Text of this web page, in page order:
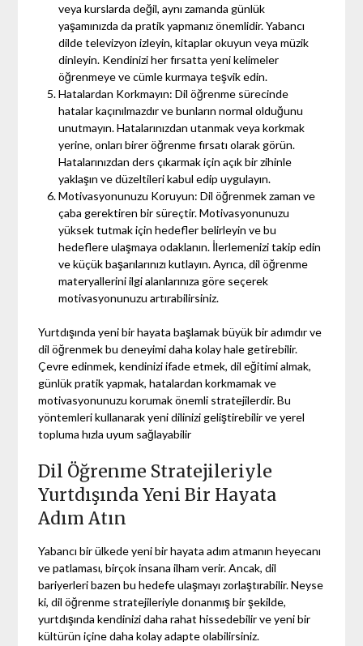
veya kurslarda değil, aynı zamanda günlük
yaşamınızda da pratik yapmanız önemlidir. Yabancı
dilde televizyon izleyin, kitaplar okuyun veya müzik
dinleyin. Kendinizi her fırsatta yeni kelimeler
öğrenmeye ve cümle kurmaya teşvik edin.
Hatalardan Korkmayın: Dil öğrenme sürecinde
hatalar kaçınılmazdır ve bunların normal olduğunu
unutmayın. Hatalarınızdan utanmak veya korkmak
yerine, onları birer öğrenme fırsatı olarak görün.
Hatalarınızdan ders çıkarmak için açık bir zihinle
yaklaşın ve düzeltileri kabul edip uygulayın.
Motivasyonunuzu Koruyun: Dil öğrenmek zaman ve
çaba gerektiren bir süreçtir. Motivasyonunuzu
yüksek tutmak için hedefler belirleyin ve bu
hedeflere ulaşmaya odaklanın. İlerlemenizi takip edin
ve küçük başarılarınızı kutlayın. Ayrıca, dil öğrenme
materyallerini ilgi alanlarınıza göre seçerek
motivasyonunuzu artırabilirsiniz.
Yurtdışında yeni bir hayata başlamak büyük bir adımdır ve
dil öğrenmek bu deneyimi daha kolay hale getirebilir.
Çevre edinmek, kendinizi ifade etmek, dil eğitimi almak,
günlük pratik yapmak, hatalardan korkmamak ve
motivasyonunuzu korumak önemli stratejilerdir. Bu
yöntemleri kullanarak yeni dilinizi geliştirebilir ve yerel
topluma hızla uyum sağlayabilir
Dil Öğrenme Stratejileriyle
Yurtdışında Yeni Bir Hayata
Adım Atın
Yabancı bir ülkede yeni bir hayata adım atmanın heyecanı
ve patlaması, birçok insana ilham verir. Ancak, dil
bariyerleri bazen bu hedefe ulaşmayı zorlaştırabilir. Neyse
ki, dil öğrenme stratejileriyle donanmış bir şekilde,
yurtdışında kendinizi daha rahat hissedebilir ve yeni bir
kültürün içine daha kolay adapte olabilirsiniz.